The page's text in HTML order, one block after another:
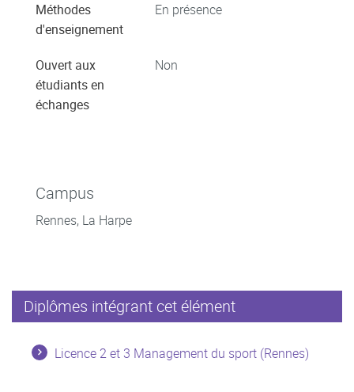
Méthodes
d'enseignement
En présence
Ouvert aux
étudiants en
échanges
Non
Campus
Rennes, La Harpe
Diplômes intégrant cet élément
Licence 2 et 3 Management du sport (Rennes)